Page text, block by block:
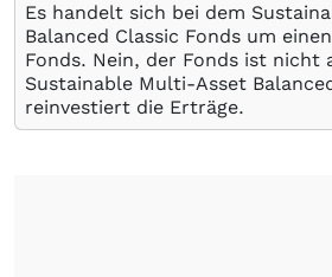
Es handelt sich bei dem
Balanced Classic Fonds um
Fonds. Nein, der Fonds ist nicht
Sustainable Multi-Asset
reinvestiert die Erträge.